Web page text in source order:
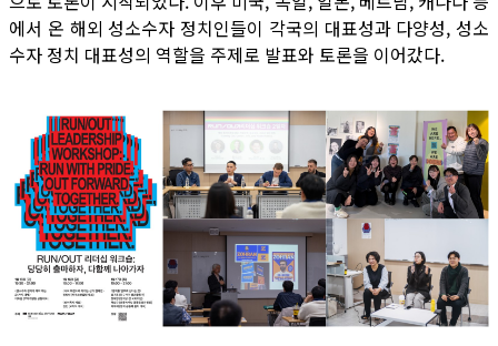
에서 온 해외 성소수자 정치인들이 각국의 대표성과 다양성, 성소
수자 정치 대표성의 역할을 주제로 발표와 토론을 이어갔다.